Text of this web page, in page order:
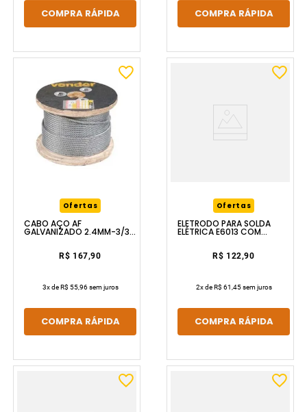
COMPRA RÁPIDA COMPRA RÁPIDA
Ofertas
CABO AÇO AF
GALVANIZADO 2.4MM-3/32
R$ 167,90
3x deR$ 55,96sem juros
COMPRA RÁPIDA
Ofertas
ELETRODO PARA SOLDA
ELÉTRICA E6013 COM
R$ 122,90
2x deR$ 61,45sem juros
COMPRA RÁPIDA